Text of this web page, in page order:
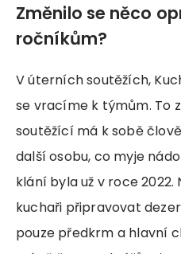
Změnilo se něco
ročníkům?
V úterních soutěžích,
se vracíme k týmům. To
soutěžící má k sobě
další osobu, co myje
klání byla už v roce 2022.
kuchaři připravovat
pouze předkrm a hlavní